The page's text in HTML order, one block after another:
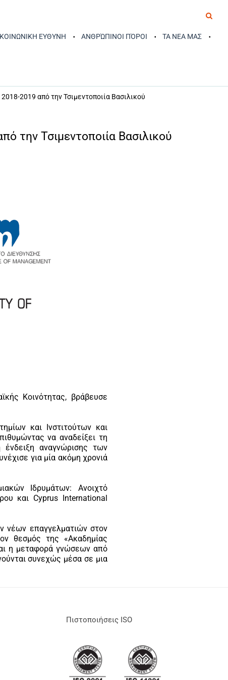
ΚΟΙΝΩΝΙΚΗ ΕΥΘΥΝΗ ΑΝΘΡΏΠΙΝΟΙ ΠΌΡΟΙ ΤΑ ΝΕΑ ΜΑΣ
2019 από την Τσιμεντοποιία Βασιλικού
την Τσιμεντοποιία Βασιλικού
Κοινότητας, βράβευσε
και Ινστιτούτων και
να αναδείξει τη
αναγνώρισης των
για μία ακόμη χρονιά
Ιδρυμάτων: Ανοιχτό
και Cyprus International
νέων επαγγελματιών στον
θεσμός της «Ακαδημίας
η μεταφορά γνώσεων από
συνεχώς μέσα σε μια
Πιστοποιήσεις ISO